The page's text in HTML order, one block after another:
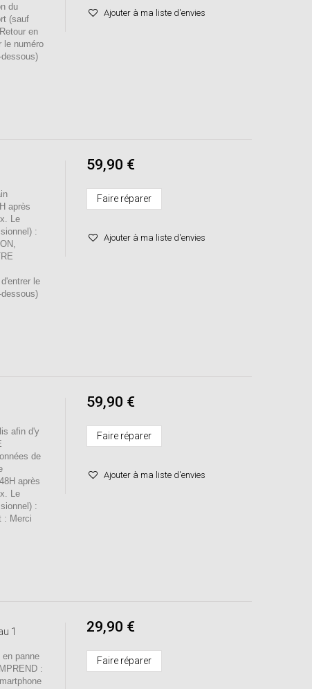
du
(sauf
en
le numéro
Ajouter à ma liste d'envies
après
Le
:
le
59,90 €
Faire réparer
Ajouter à ma liste d'envies
afin d'y
de
après
Le
:
: Merci
59,90 €
Faire réparer
Ajouter à ma liste d'envies
1
panne
:
29,90 €
Faire réparer